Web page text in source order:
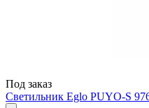
Под заказ
Светильник Eglo PUYO-S